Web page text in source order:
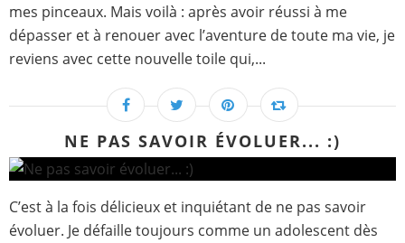
mes pinceaux. Mais voilà : après avoir réussi à me
dépasser et à renouer avec l’aventure de toute ma vie, je
reviens avec cette nouvelle toile qui,...
NE PAS SAVOIR ÉVOLUER... :)
C’est à la fois délicieux et inquiétant de ne pas savoir
évoluer. Je défaille toujours comme un adolescent dès